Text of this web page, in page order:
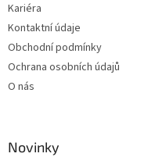
Kariéra
Kontaktní údaje
Obchodní podmínky
Ochrana osobních údajů
O nás
Novinky